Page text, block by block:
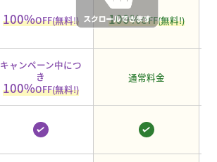
100%OFF(無料!) 100%OFF(無料!)
キャンペーン中につ
き
100%OFF(無料!)
通常料金